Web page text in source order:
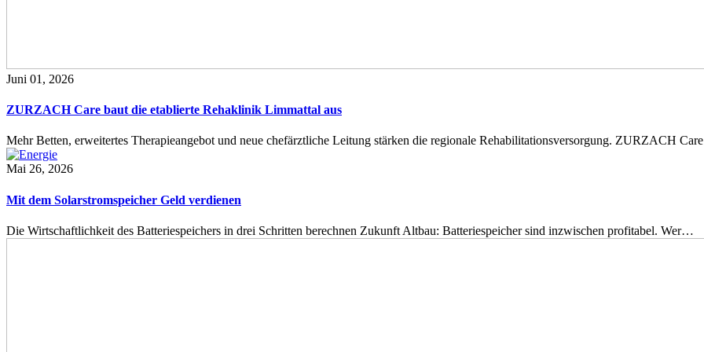
Juni 01, 2026
ZURZACH Care baut die etablierte Rehaklinik Limmattal aus
Mehr Betten, erweitertes Therapieangebot und neue chefärztliche Leitung stärken die regionale Rehabilitationsversorgung. ZURZACH
Mai 26, 2026
Mit dem Solarstromspeicher Geld verdienen
Die Wirtschaftlichkeit des Batteriespeichers in drei Schritten berechnen Zukunft Altbau: Batteriespeicher sind inzwischen profitabel. Wer…